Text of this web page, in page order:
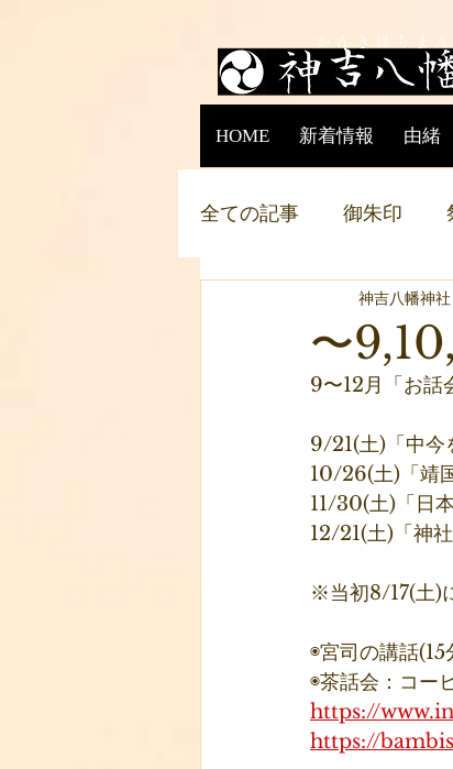
か ん き は ち ま ん
HOME 新着情報 由緒
全ての記事 御朱印
〜
神吉八幡神
9〜12月「お
9/21(土)「中今
10/26(土)「靖
11/30(土)「日
12/21(土)「神社
※当初8/17(土)
◉宮司の講話(15
◉茶話会：コー
https://
https://